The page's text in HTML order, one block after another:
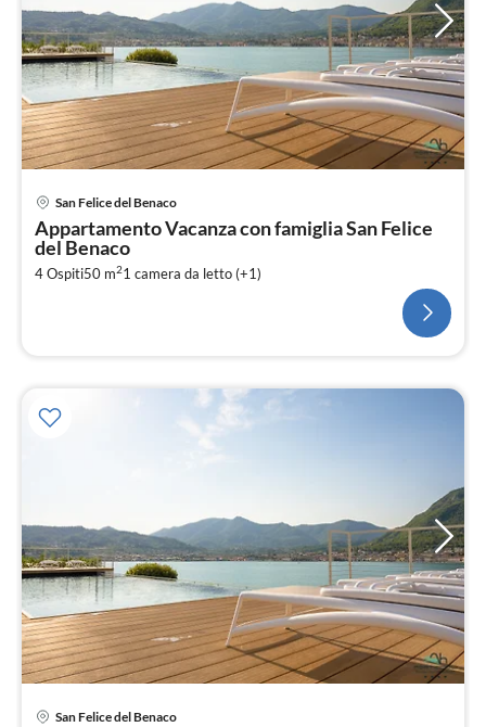
San Felice del Benaco
Appartamento Vacanza con famiglia San Felice
del Benaco
4 Ospiti50 m21 camera da letto (+1)
San Felice del Benaco